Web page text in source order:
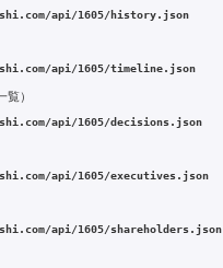
api/1605/history.json
api/1605/timeline.json
覧）
api/1605/decisions.json
api/1605/executives.json
api/1605/shareholders.json